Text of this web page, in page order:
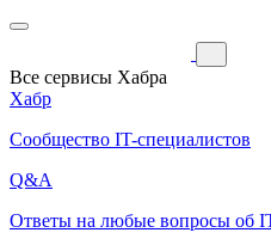
Все сервисы Хабра
Хабр
Сообщество IT-специалистов
Q&A
Ответы на любые вопросы об